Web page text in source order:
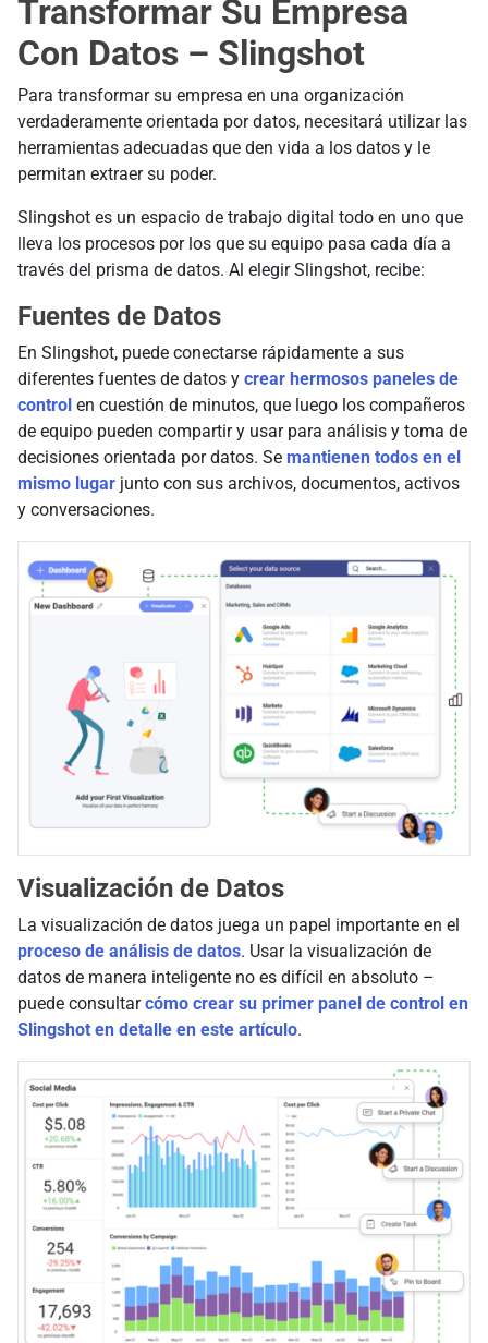
Transformar Su Empresa
Con Datos – Slingshot
Para transformar su empresa en una organización
verdaderamente orientada por datos, necesitará utilizar las
herramientas adecuadas que den vida a los datos y le
permitan extraer su poder.
Slingshot es un espacio de trabajo digital todo en uno que
lleva los procesos por los que su equipo pasa cada día a
través del prisma de datos. Al elegir Slingshot, recibe:
Fuentes de Datos
En Slingshot, puede conectarse rápidamente a sus
diferentes fuentes de datos y crear hermosos paneles de
control en cuestión de minutos, que luego los compañeros
de equipo pueden compartir y usar para análisis y toma de
decisiones orientada por datos. Se mantienen todos en el
mismo lugar junto con sus archivos, documentos, activos
y conversaciones.
Visualización de Datos
La visualización de datos juega un papel importante en el
proceso de análisis de datos. Usar la visualización de
datos de manera inteligente no es difícil en absoluto –
puede consultarcómo crear su primer panel de control en
Slingshot en detalle en este artículo.